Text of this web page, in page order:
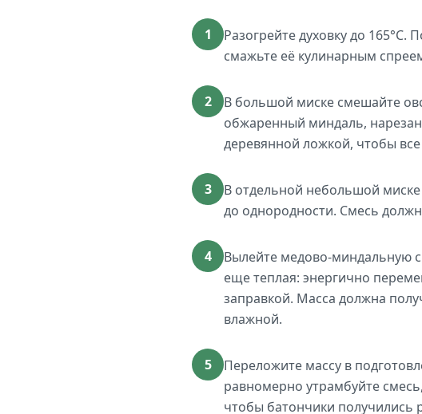
1
Разогрейте духовку до
смажьте её кулинарным
2
В большой миске смешайте
обжаренный миндаль,
деревянной ложкой, чтобы
3
В отдельной небольшой
до однородности. Смесь
4
Вылейте медово-миндальную
еще теплая: энергично
заправкой. Масса должна
влажной.
5
Переложите массу в
равномерно утрамбуйте
чтобы батончики получились